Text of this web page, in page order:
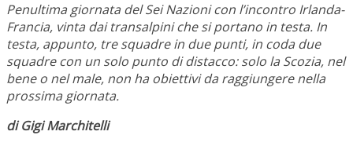
Penultima giornata del Sei Nazioni con l’incontro Irlanda-
Francia, vinta dai transalpini che si portano in testa. In
testa, appunto, tre squadre in due punti, in coda due
squadre con un solo punto di distacco: solo la Scozia, nel
bene o nel male, non ha obiettivi da raggiungere nella
prossima giornata.
di Gigi Marchitelli